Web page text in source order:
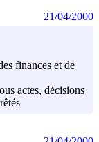
finances et de
actes, décisions
21/04/2000